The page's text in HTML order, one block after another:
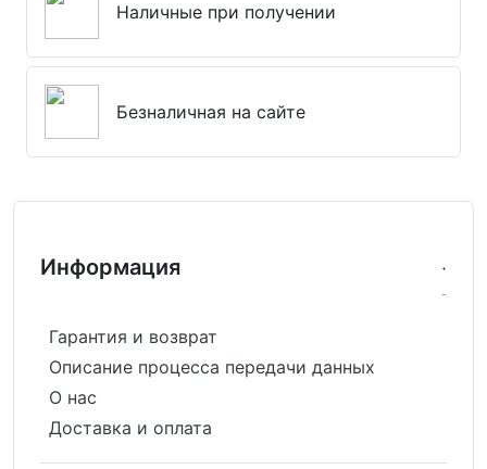
Наличные при получении
Безналичная на сайте
Информация
Гарантия и возврат
Описание процесса передачи данных
О нас
Доставка и оплата